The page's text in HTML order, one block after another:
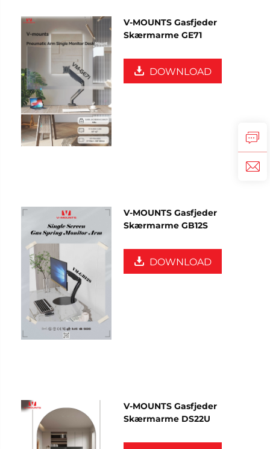
V-MOUNTS Gasfjeder
Skærmarme GE71
DOWNLOAD
V-MOUNTS Gasfjeder
Skærmarme GB12S
DOWNLOAD
V-MOUNTS Gasfjeder
Skærmarme DS22U